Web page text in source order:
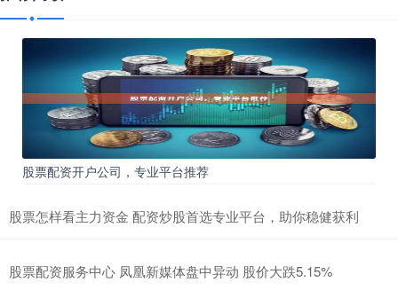
股票配资开户公司，专业平台推荐
股票怎样看主力资金 配资炒股首选专业平台，助你稳健获利
股票配资服务中心 凤凰新媒体盘中异动 股价大跌5.15%